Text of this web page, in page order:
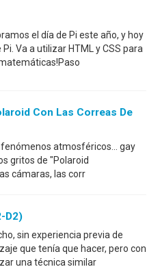
el día de Pi este año, y hoy
Va a utilizar HTML y CSS para
Con Las Correas De
atmosféricos... gay
gritos de "Polaroid
cámaras, las corr
D2)
sin experiencia previa de
que tenía que hacer, pero con
una técnica similar